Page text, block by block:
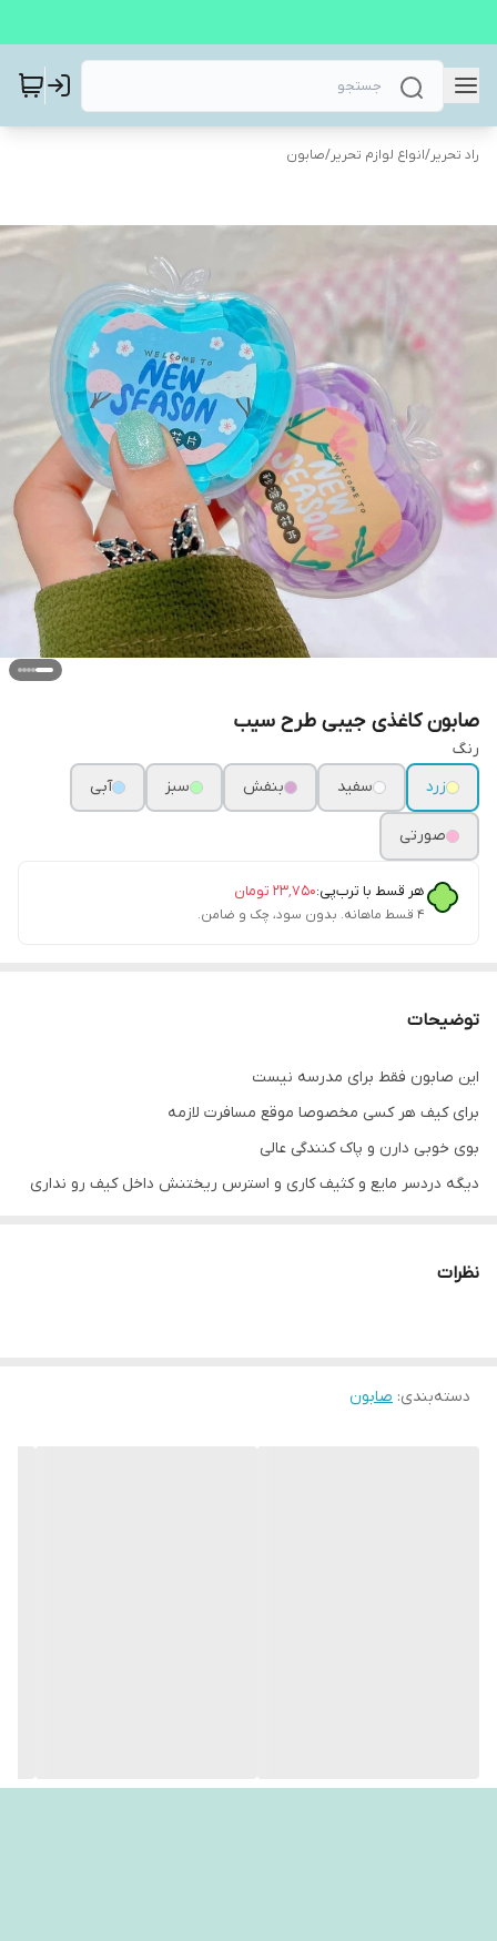
راد تحریر/انواع لوازم تحریر/صابون
صابون کاغذی جیبی طرح سیب
رنگ
زرد
سفید بنفش سبز آبی
صورتی
هر قسط با ترب‌پی:۲۳٬۷۵۰ تومان
۴ قسط ماهانه. بدون سود، چک و ضامن.
توضیحات
این صابون فقط برای مدرسه نیست
برای کیف هر کسی مخصوصا موقع مسافرت لازمه
بوی خوبی دارن و پاک کنندگی عالی
دیگه دردسر مایع و کثیف کاری و استرس ریختنش داخل کیف رو نداری
نظرات
دسته‌بندی: صابون